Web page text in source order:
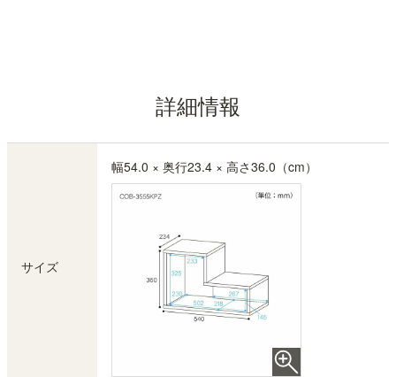
詳細情報
サイズ
幅54.0 × 奥行23.4 × 高さ36.0（cm）